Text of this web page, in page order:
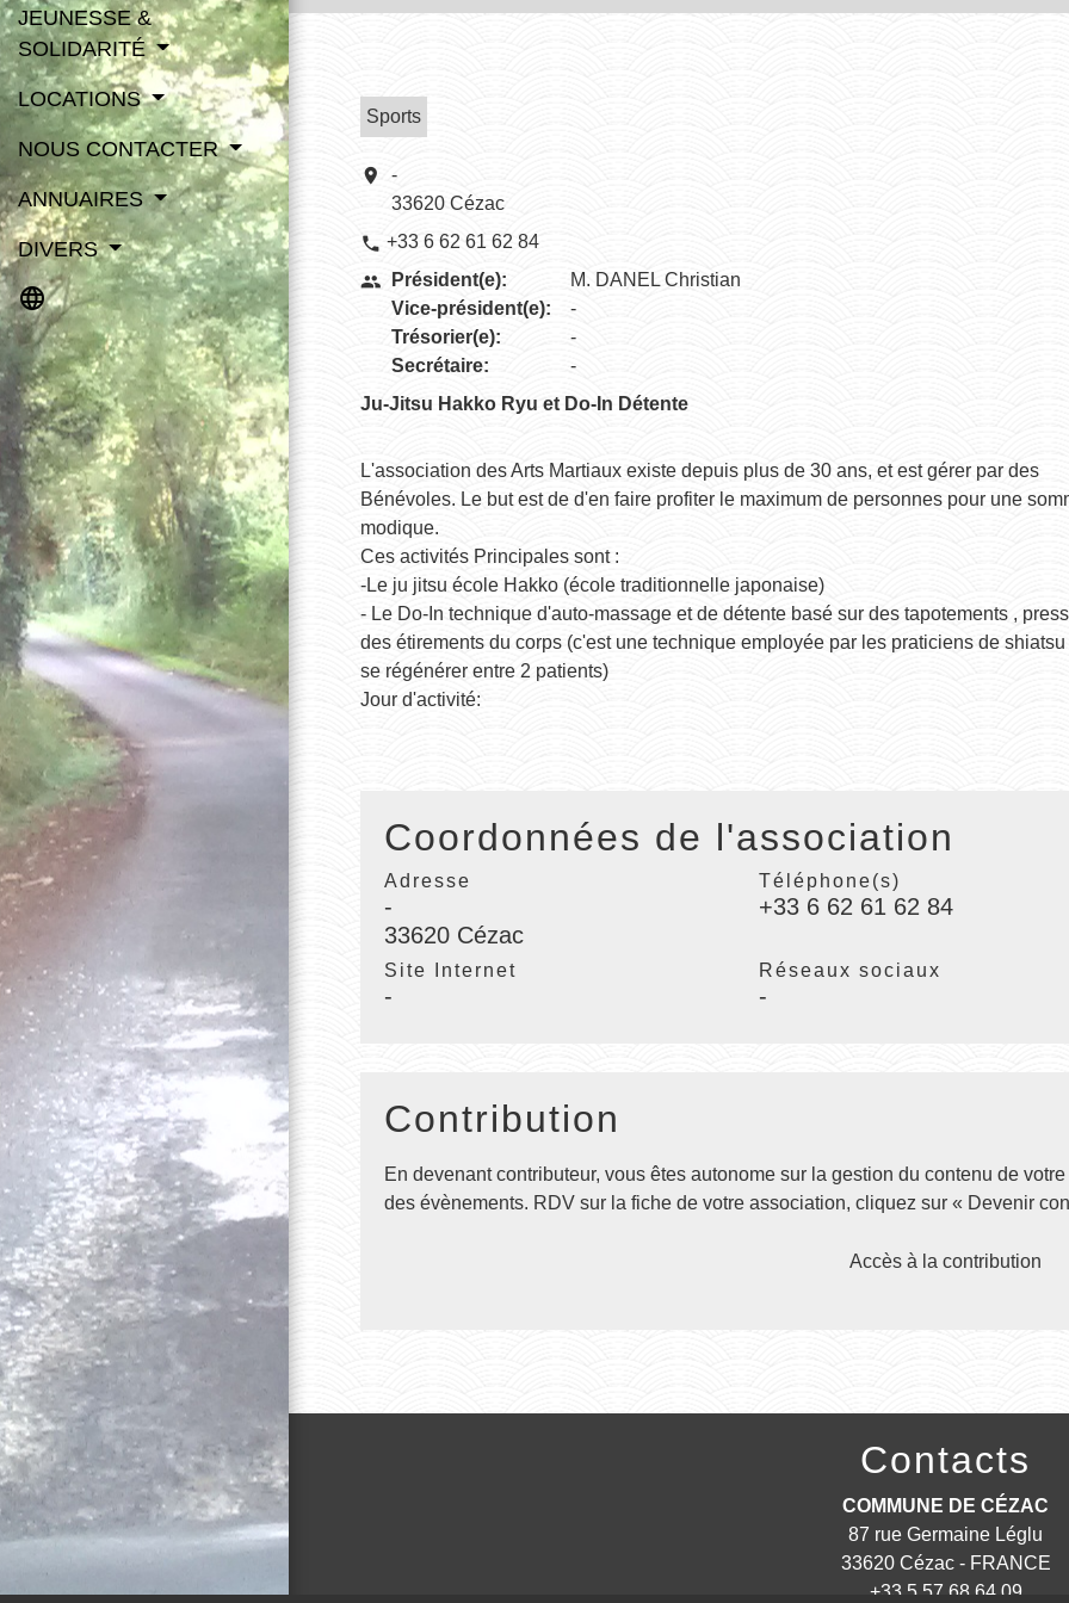
JEUNESSE &
SOLIDARITÉ
LOCATIONS
NOUS CONTACTER
ANNUAIRES
DIVERS
language
Sports
location_on
-
33620 Cézac
phone +33 6 62 61 62 84
people
Président(e):
Vice-président(e):
Trésorier(e):
Secrétaire:
M. DANEL Christian
-
-
-
Ju-Jitsu Hakko Ryu et Do-In Détente
L'association des Arts Martiaux existe depuis plus de 30 ans, et est gérer par des
Bénévoles. Le but est de d'en faire profiter le maximum de personnes pour une
modique.
Ces activités Principales sont :
-Le ju jitsu école Hakko (école traditionnelle japonaise)
- Le Do-In technique d'auto-massage et de détente basé sur des tapotements ,
des étirements du corps (c'est une technique employée par les praticiens de shiatsu
se régénérer entre 2 patients)
Jour d'activité:
Coordonnées de l'association
Adresse
-
33620 Cézac
Téléphone(s)
+33 6 62 61 62 84
Site Internet
-
Réseaux sociaux
-
Contribution
En devenant contributeur, vous êtes autonome sur la gestion du contenu de
des évènements. RDV sur la fiche de votre association, cliquez sur « Devenir
Accès à la contribution
Contacts
COMMUNE DE CÉZAC
87 rue Germaine Léglu
33620 Cézac - FRANCE
+33 5 57 68 64 09